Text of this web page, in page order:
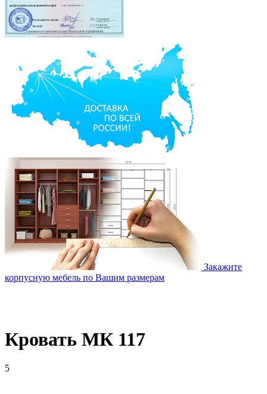
Закажите
корпусную мебель по Вашим размерам
Кровать МК 117
5